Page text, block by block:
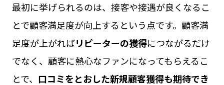
最初に挙げられるのは、接客や接遇が良くなるこ
とで顧客満足度が向上するという点です。顧客満
足度が上がればリピーターの獲得につながるだけ
でなく、顧客に熱心なファンになってもらえるこ
とで、 口コミをとおした新規顧客獲得も期待でき